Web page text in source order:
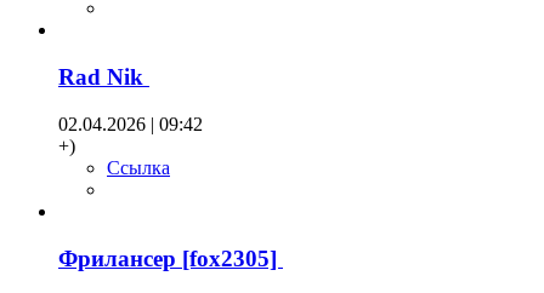
Rad Nik
02.04.2026 | 09:42
+)
Ссылка
Фрилансер [fox2305]